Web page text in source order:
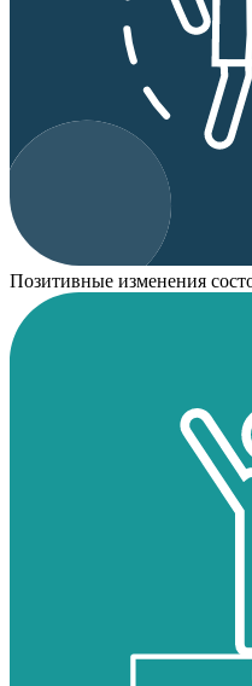
Позитивные изменения